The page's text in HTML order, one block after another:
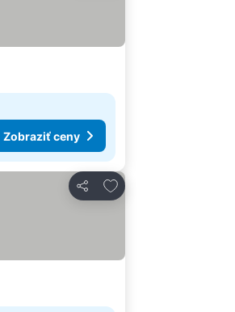
Zobraziť ceny
Zdieľať
Pridať do obľúbených